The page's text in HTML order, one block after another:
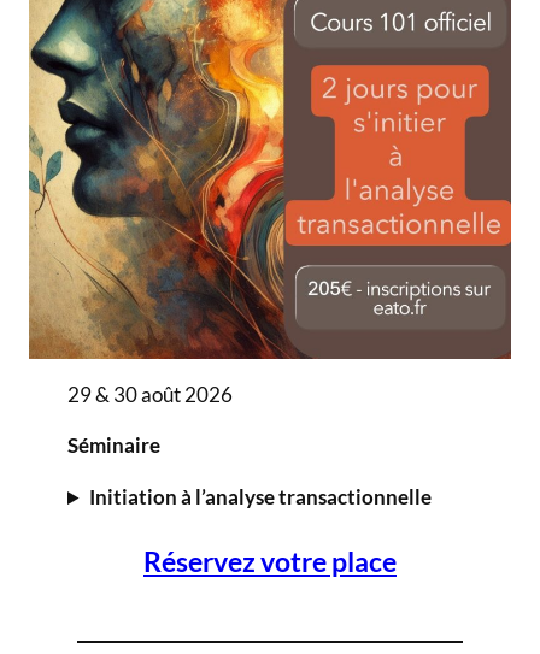
29 & 30 août 2026
Séminaire
Initiation à l’analyse transactionnelle
Réservez votre place